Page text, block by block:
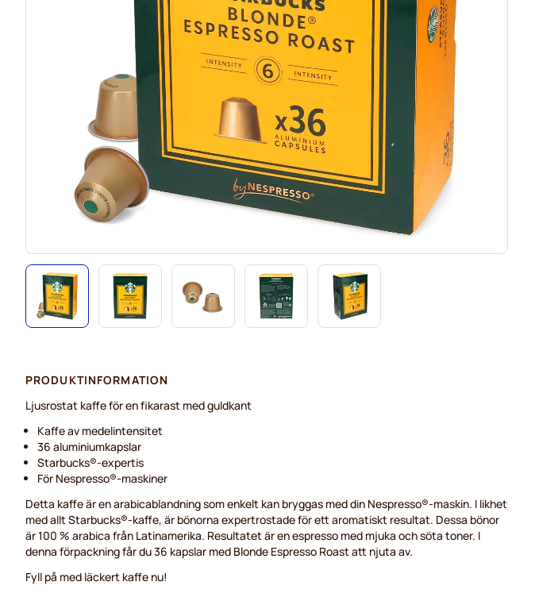
PRODUKTINFORMATION
Ljusrostat kaffe för en fikarast med guldkant
Kaffe av medelintensitet
36 aluminiumkapslar
Starbucks®-expertis
För Nespresso®-maskiner
Detta kaffe är en arabicablandning som enkelt kan bryggas med din Nespresso®-maskin. I likhet
med allt Starbucks®-kaffe, är bönorna expertrostade för ett aromatiskt resultat. Dessa bönor
är 100 % arabica från Latinamerika. Resultatet är en espresso med mjuka och söta toner. I
denna förpackning får du 36 kapslar med Blonde Espresso Roast att njuta av.
Fyll på med läckert kaffe nu!